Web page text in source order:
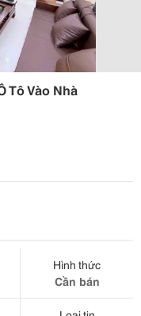
Tô Vào Nhà
Hình thức
Cần bán